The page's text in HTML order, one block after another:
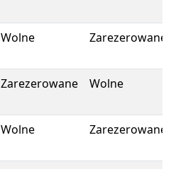
Wolne Zarezerowane
Zarezerowane Wolne
Wolne Zarezerowane